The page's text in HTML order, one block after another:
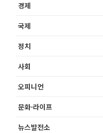
경제
국제
정치
사회
오피니언
문화·라이프
뉴스발전소